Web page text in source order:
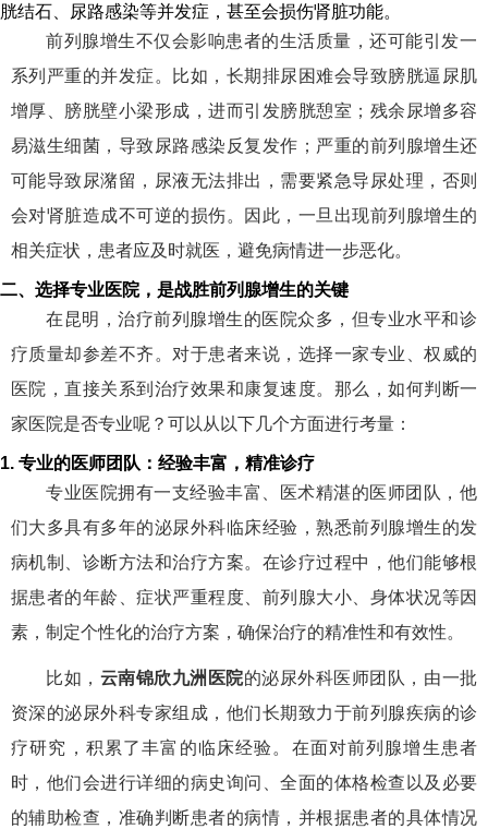
胱结石、尿路感染等并发症，甚至会损伤肾脏功能。
前列腺增生不仅会影响患者的生活质量，还可能引发一
系列严重的并发症。比如，长期排尿困难会导致膀胱逼尿肌
增厚、膀胱壁小梁形成，进而引发膀胱憩室；残余尿增多容
易滋生细菌，导致尿路感染反复发作；严重的前列腺增生还
可能导致尿潴留，尿液无法排出，需要紧急导尿处理，否则
会对肾脏造成不可逆的损伤。因此，一旦出现前列腺增生的
相关症状，患者应及时就医，避免病情进一步恶化。
二、选择专业医院，是战胜前列腺增生的关键
在昆明，治疗前列腺增生的医院众多，但专业水平和诊
疗质量却参差不齐。对于患者来说，选择一家专业、权威的
医院，直接关系到治疗效果和康复速度。那么，如何判断一
家医院是否专业呢？可以从以下几个方面进行考量：
1. 专业的医师团队：经验丰富，精准诊疗
专业医院拥有一支经验丰富、医术精湛的医师团队，他
们大多具有多年的泌尿外科临床经验，熟悉前列腺增生的发
病机制、诊断方法和治疗方案。在诊疗过程中，他们能够根
据患者的年龄、症状严重程度、前列腺大小、身体状况等因
素，制定个性化的治疗方案，确保治疗的精准性和有效性。
比如， 云南锦欣九洲医院的泌尿外科医师团队，由一批
资深的泌尿外科专家组成，他们长期致力于前列腺疾病的诊
疗研究，积累了丰富的临床经验。在面对前列腺增生患者
时，他们会进行详细的病史询问、全面的体格检查以及必要
的辅助检查，准确判断患者的病情，并根据患者的具体情况